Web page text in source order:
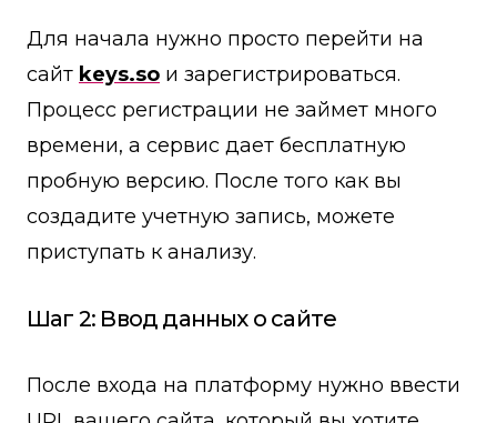
Для начала нужно просто перейти на
сайт keys.so и зарегистрироваться.
Процесс регистрации не займет много
времени, а сервис дает бесплатную
пробную версию. После того как вы
создадите учетную запись, можете
приступать к анализу.
Шаг 2: Ввод данных о сайте
После входа на платформу нужно ввести